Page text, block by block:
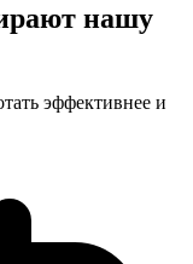
нашу
эффективнее и